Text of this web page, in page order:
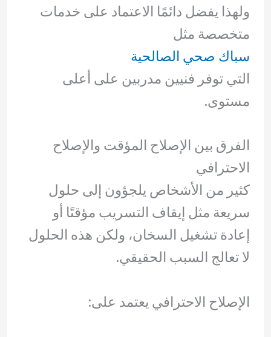
ولهذا يفضل دائمًا الاعتماد على خدمات
متخصصة مثل
سباك صحي الصالحية
التي توفر فنيين مدربين على أعلى
مستوى.
الفرق بين الإصلاح المؤقت والإصلاح
الاحترافي
كثير من الأشخاص يلجؤون إلى حلول
سريعة مثل إيقاف التسريب مؤقتًا أو
إعادة تشغيل السخان، ولكن هذه الحلول
لا تعالج السبب الحقيقي.
الإصلاح الاحترافي يعتمد على: